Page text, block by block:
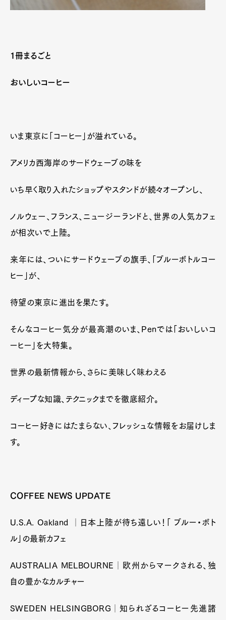
1冊まるごと
おいしいコーヒー
いま東京に「コーヒー」が溢れている。
アメリカ西海岸のサードウェーブの味を
いち早く取り入れたショップやスタンドが続々オープンし、
ノルウェー、フランス、ニュージーランドと、世界の人気カフェ
が相次いで上陸。
来年には、ついにサードウェーブの旗手、「ブルーボトルコー
ヒー」が、
待望の東京に進出を果たす。
そんなコーヒー気分が最高潮のいま、Penでは「おいしいコ
ーヒー」を大特集。
世界の最新情報から、さらに美味しく味わえる
ディープな知識、テクニックまでを徹底紹介。
コーヒー好きにはたまらない、フレッシュな情報をお届けしま
す。
COFFEE NEWS UPDATE
U.S.A. Oakland │日本上陸が待ち遠しい！「 ブルー・ボト
ル」の最新カフェ
AUSTRALIA MELBOURNE│欧州からマークされる、独
自の豊かなカルチャー
SWEDEN HELSINGBORG│知られざるコーヒー先進諸